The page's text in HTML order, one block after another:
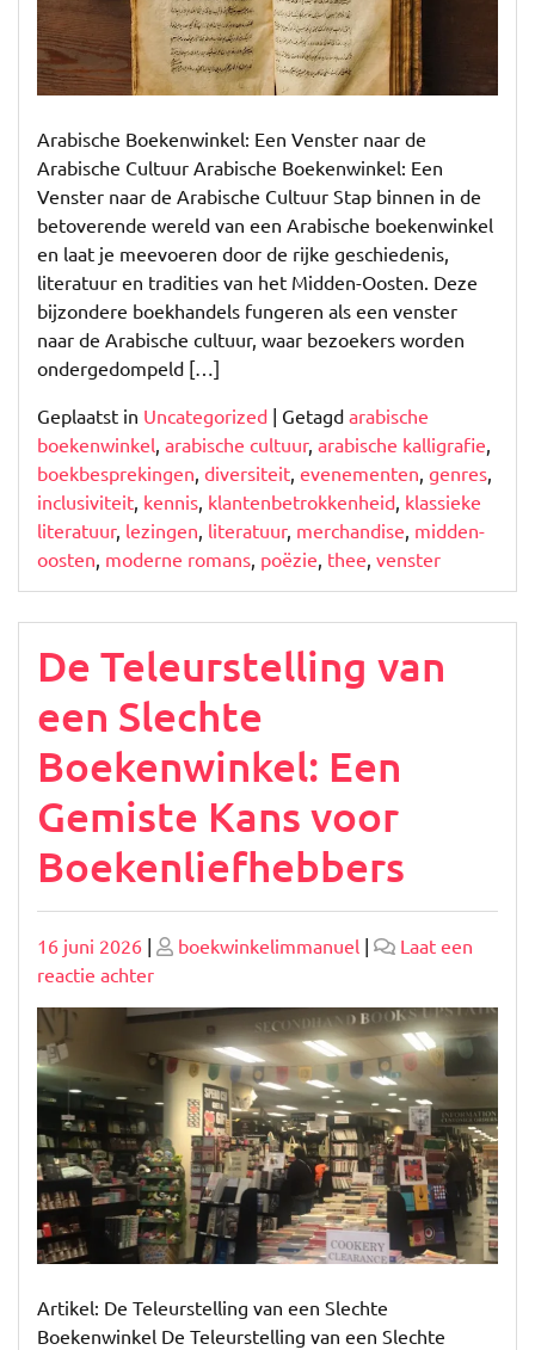
Arabische Boekenwinkel: Een Venster naar de
Arabische Cultuur Arabische Boekenwinkel: Een
Venster naar de Arabische Cultuur Stap binnen in de
betoverende wereld van een Arabische boekenwinkel
en laat je meevoeren door de rijke geschiedenis,
literatuur en tradities van het Midden-Oosten. Deze
bijzondere boekhandels fungeren als een venster
naar de Arabische cultuur, waar bezoekers worden
ondergedompeld […]
Geplaatst in Uncategorized | Getagd arabische
boekenwinkel, arabische cultuur, arabische kalligrafie,
boekbesprekingen, diversiteit, evenementen, genres,
inclusiviteit, kennis, klantenbetrokkenheid, klassieke
literatuur, lezingen, literatuur, merchandise, midden-
oosten, moderne romans, poëzie, thee, venster
De Teleurstelling van
een Slechte
Boekenwinkel: Een
Gemiste Kans voor
Boekenliefhebbers
Geplaatst
op
16 juni 2026 | Geplaatst
boekwinkelimmanuel |
Laat een
reactie achterop
De
Teleurstelling
van
een
Slechte
Boekenwinkel:
Een
Gemiste
Kans
voor
Artikel: De Teleurstelling van een Slechte
Boekenwinkel De Teleurstelling van een Slechte